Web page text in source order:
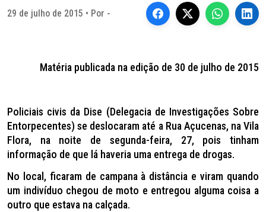
29 de julho de 2015 • Por -
Matéria publicada na edição de 30 de julho de 2015
Policiais civis da Dise (Delegacia de Investigações Sobre
Entorpecentes) se deslocaram até a Rua Açucenas, na Vila
Flora, na noite de segunda-feira, 27, pois tinham
informação de que lá haveria uma entrega de drogas.
No local, ficaram de campana à distância e viram quando
um indivíduo chegou de moto e entregou alguma coisa a
outro que estava na calçada.